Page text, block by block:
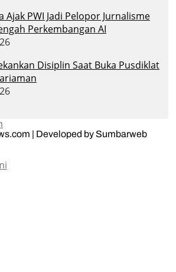
Ajak PWI Jadi Pelopor Jurnalisme
Perkembangan AI
Disiplin Saat Buka Pusdiklat
| Developed by Sumbarweb